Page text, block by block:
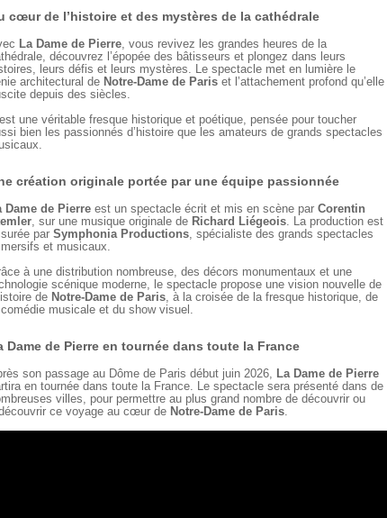
cœur de l’histoire et des mystères de la cathédrale
La Dame de Pierre, vous revivez les grandes heures de la
découvrez l’épopée des bâtisseurs et plongez dans leurs
leurs défis et leurs mystères. Le spectacle met en lumière le
architectural de Notre-Dame de Pariset l’attachement profond qu’elle
depuis des siècles.
une véritable fresque historique et poétique, pensée pour toucher
bien les passionnés d’histoire que les amateurs de grands spectacles
création originale portée par une équipe passionnée
Dame de Pierreest un spectacle écrit et mis en scène par Corentin
, sur une musique originale de Richard Liégeois. La production est
par Symphonia Productions, spécialiste des grands spectacles
et musicaux.
à une distribution nombreuse, des décors monumentaux et une
scénique moderne, le spectacle propose une vision nouvelle de
de Notre-Dame de Paris, à la croisée de la fresque historique, de
comédie musicale et du show visuel.
Dame de Pierre en tournée dans toute la France
son passage au Dôme de Paris début juin 2026,
La Dame de Pierre
en tournée dans toute la France. Le spectacle sera présenté dans de
villes, pour permettre au plus grand nombre de découvrir ou
ce voyage au cœur de Notre-Dame de Paris.